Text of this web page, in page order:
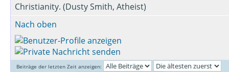
Christianity. (Dusty Smith, Atheist)
Nach oben
Beiträge der letzten Zeit anzeigen: